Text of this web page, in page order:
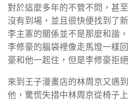
對於這麼多年的不管不問，甚
沒有到場，並且很快便找到了
李主憲的關係並不是那麼和諧
李修豪的腦袋裡像走馬燈一樣
豪和他一起住，但是李修豪拒絕
來到王子漫畫店的林周京又遇
他，驚慌失措中林周京從椅子